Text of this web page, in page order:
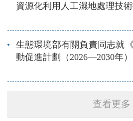
資源化利用人工濕地處理技
生態環境部有關負責同志就
動促進計劃（2026—2030年
查看更多